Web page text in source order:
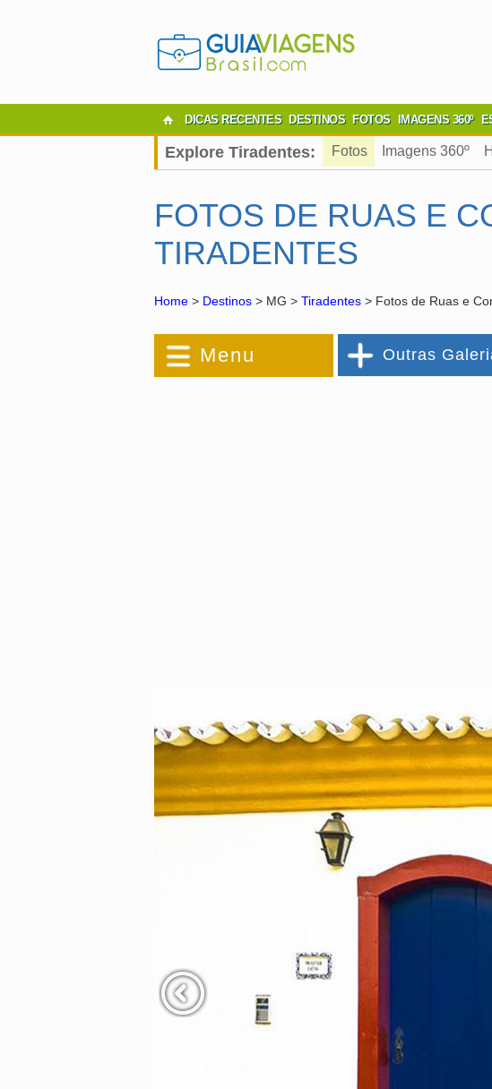
DICAS RECENTES DESTINOS FOTOS IMAGENS 360º
Explore Tiradentes: Fotos Imagens 360º
FOTOS DE RUAS E
TIRADENTES
Home > Destinos > MG > Tiradentes > Fotos de Ruas e
Menu Outras